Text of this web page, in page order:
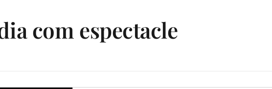
com espectacle